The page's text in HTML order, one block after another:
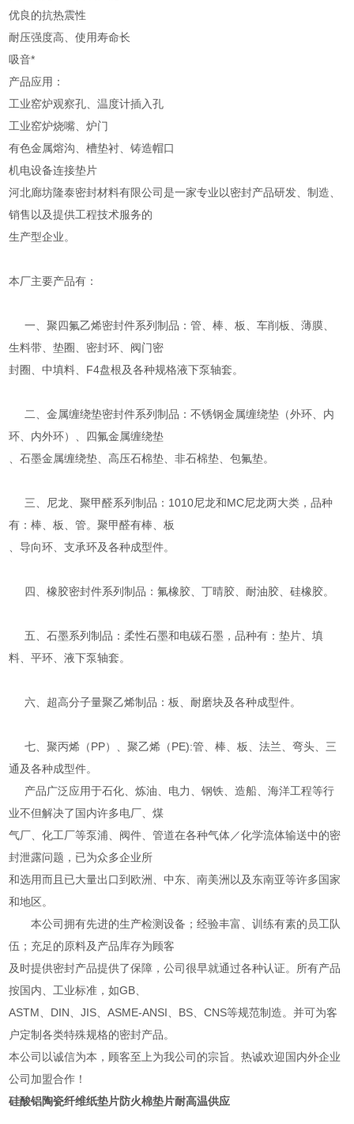
优良的抗热震性
耐压强度高、使用寿命长
吸音*
产品应用：
工业窑炉观察孔、温度计插入孔
工业窑炉烧嘴、炉门
有色金属熔沟、槽垫衬、铸造帽口
机电设备连接垫片
河北廊坊隆泰密封材料有限公司是一家专业以密封产品研发、制造、
销售以及提供工程技术服务的
生产型企业。
本厂主要产品有：
一、聚四氟乙烯密封件系列制品：管、棒、板、车削板、薄膜、
生料带、垫圈、密封环、阀门密
封圈、中填料、F4盘根及各种规格液下泵轴套。
二、金属缠绕垫密封件系列制品：不锈钢金属缠绕垫（外环、内
环、内外环）、四氟金属缠绕垫
、石墨金属缠绕垫、高压石棉垫、非石棉垫、包氟垫。
三、尼龙、聚甲醛系列制品：1010尼龙和MC尼龙两大类，品种
有：棒、板、管。聚甲醛有棒、板
、导向环、支承环及各种成型件。
四、橡胶密封件系列制品：氟橡胶、丁晴胶、耐油胶、硅橡胶。
五、石墨系列制品：柔性石墨和电碳石墨，品种有：垫片、填
料、平环、液下泵轴套。
六、超高分子量聚乙烯制品：板、耐磨块及各种成型件。
七、聚丙烯（PP）、聚乙烯（PE):管、棒、板、法兰、弯头、三
通及各种成型件。
产品广泛应用于石化、炼油、电力、钢铁、造船、海洋工程等行
业不但解决了国内许多电厂、煤
气厂、化工厂等泵浦、阀件、管道在各种气体／化学流体输送中的密
封泄露问题，已为众多企业所
和选用而且已大量出口到欧洲、中东、南美洲以及东南亚等许多国家
和地区。
本公司拥有先进的生产检测设备；经验丰富、训练有素的员工队
伍；充足的原料及产品库存为顾客
及时提供密封产品提供了保障，公司很早就通过各种认证。所有产品
按国内、工业标准，如GB、
ASTM、DIN、JIS、ASME-ANSI、BS、CNS等规范制造。并可为客
户定制各类特殊规格的密封产品。
本公司以诚信为本，顾客至上为我公司的宗旨。热诚欢迎国内外企业
公司加盟合作！
硅酸铝陶瓷纤维纸垫片防火棉垫片耐高温供应